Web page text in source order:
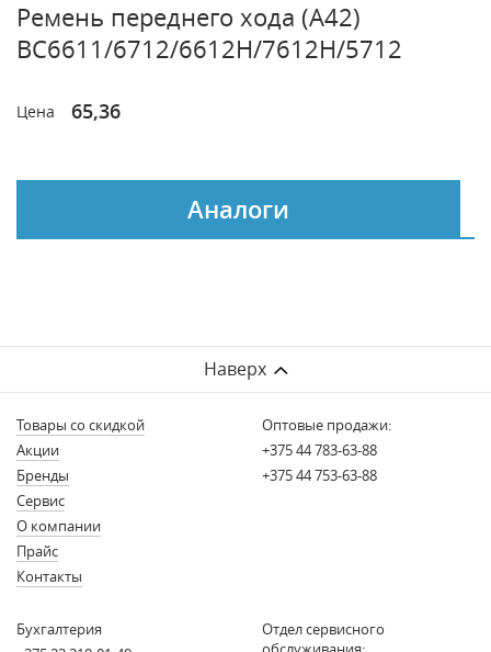
Ремень переднего хода (А42)
ВС6611/6712/6612Н/7612Н/5712
Цена 65,36
Аналоги
Наверх
Товары со скидкой
Акции
Бренды
Сервис
О компании
Прайс
Контакты
Оптовые продажи:
+375 44 783-63-88
+375 44 753-63-88
Бухгалтерия
Отдел сервисного